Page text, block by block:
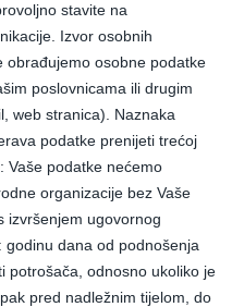
stavite na
Izvor osobnih
obrađujemo osobne podatke
poslovnicama ili drugim
web stranica). Naznaka
podatke prenijeti trećoj
Vaše podatke nećemo
organizacije bez Vaše
izvršenjem ugovornog
dana od podnošenja
potrošača, odnosno ukoliko je
pred nadležnim tijelom, do